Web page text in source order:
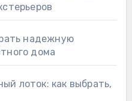
надежную
дома
лоток: как выбрать,